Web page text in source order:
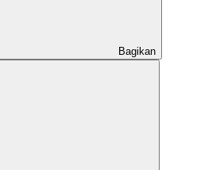
Bagikan